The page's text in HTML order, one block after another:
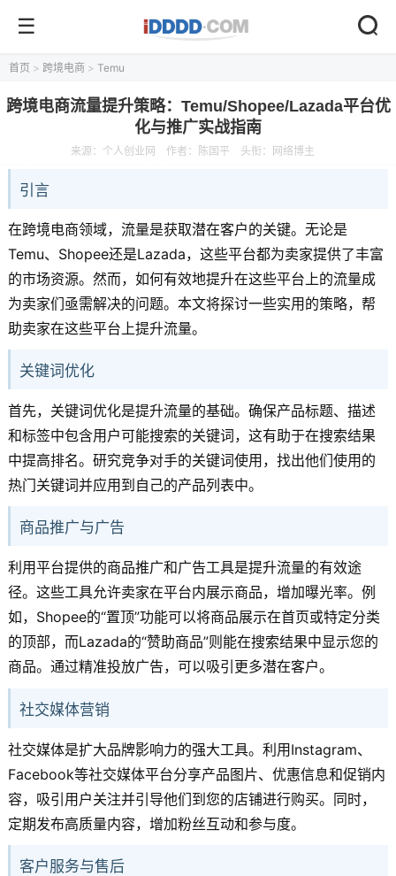
首页 > 跨境电商 > Temu
跨境电商流量提升策略：Temu/Shopee/Lazada平台优
化与推广实战指南
来源： 个人创业网 作者：陈国平 头衔：网络博主
引言
在跨境电商领域，流量是获取潜在客户的关键。无论是
Temu、Shopee还是Lazada，这些平台都为卖家提供了丰富
的市场资源。然而，如何有效地提升在这些平台上的流量成
为卖家们亟需解决的问题。本文将探讨一些实用的策略，帮
助卖家在这些平台上提升流量。
关键词优化
首先，关键词优化是提升流量的基础。确保产品标题、描述
和标签中包含用户可能搜索的关键词，这有助于在搜索结果
中提高排名。研究竞争对手的关键词使用，找出他们使用的
热门关键词并应用到自己的产品列表中。
商品推广与广告
利用平台提供的商品推广和广告工具是提升流量的有效途
径。这些工具允许卖家在平台内展示商品，增加曝光率。例
如，Shopee的“置顶”功能可以将商品展示在首页或特定分类
的顶部，而Lazada的“赞助商品”则能在搜索结果中显示您的
商品。通过精准投放广告，可以吸引更多潜在客户。
社交媒体营销
社交媒体是扩大品牌影响力的强大工具。利用Instagram、
Facebook等社交媒体平台分享产品图片、优惠信息和促销内
容，吸引用户关注并引导他们到您的店铺进行购买。同时，
定期发布高质量内容，增加粉丝互动和参与度。
客户服务与售后